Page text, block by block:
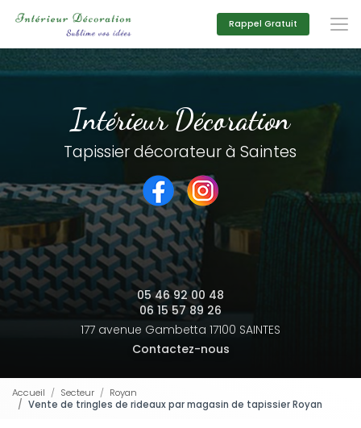
principal
Rappel Gratuit
Intérieur Décoration
Tapissier décorateur à Saintes
05 46 92 00 48
06 15 57 89 26
177 avenue Gambetta 17100 SAINTES
Contactez-nous
Accueil Secteur
Royan
Vente de tringles de rideaux par magasin de tapissier Royan